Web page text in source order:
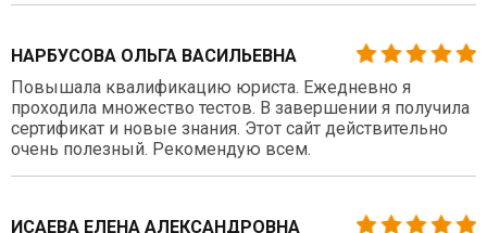
НАРБУСОВА ОЛЬГА ВАСИЛЬЕВНА
Повышала квалификацию юриста. Ежедневно я
проходила множество тестов. В завершении я получила
сертификат и новые знания. Этот сайт действительно
очень полезный. Рекомендую всем.
ИСАЕВА ЕЛЕНА АЛЕКСАНДРОВНА